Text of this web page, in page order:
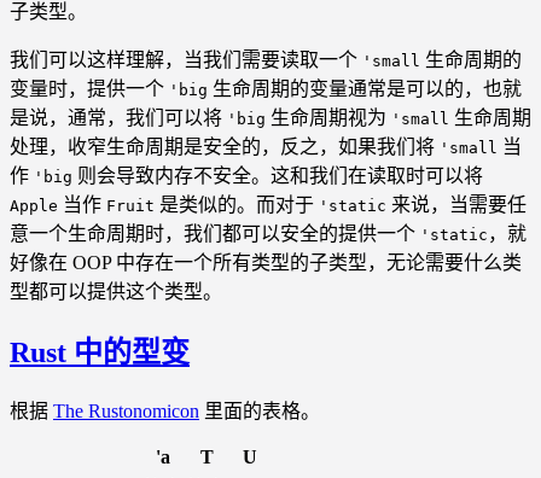
子类型。
我们可以这样理解，当我们需要读取一个 'small 生命周期的
变量时，提供一个 'big 生命周期的变量通常是可以的，也就
是说，通常，我们可以将 'big 生命周期视为 'small 生命周期
处理，收窄生命周期是安全的，反之，如果我们将 'small 当
作 'big 则会导致内存不安全。这和我们在读取时可以将
Apple 当作 Fruit 是类似的。而对于 'static 来说，当需要任
意一个生命周期时，我们都可以安全的提供一个 'static ，就
好像在 OOP 中存在一个所有类型的子类型，无论需要什么类
型都可以提供这个类型。
Rust 中的型变
根据 The Rustonomicon 里面的表格。
'a T U